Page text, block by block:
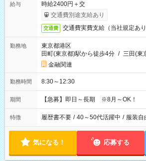
給与
時給2400円＋交
交通費別途支給あり
交通費 交通費実費支給（当社規定あり
勤務地
東京都港区
田町(東京都)駅から徒歩4分 / 三田(東
金融関連
勤務時間 8:30～12:30
期間 【急募】即日～長期 ※8月～OK！
特徴 履歴書不要 / 40～50代活躍中 / 服装自
気になる！ 応募する